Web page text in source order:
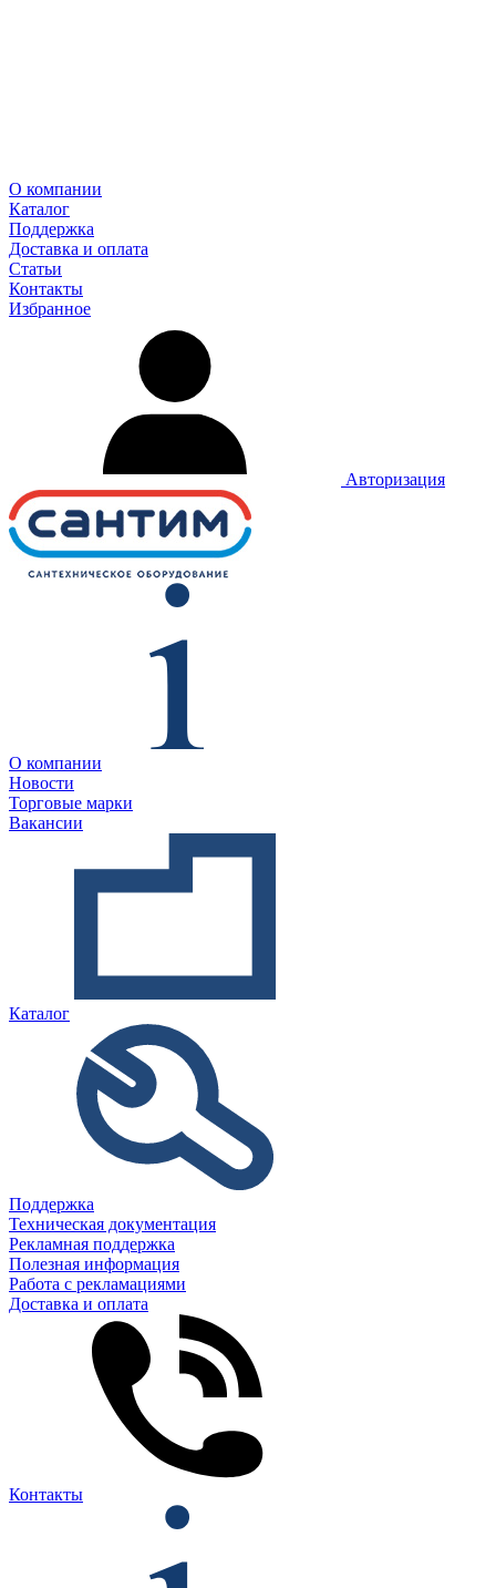
О компании
Каталог
Поддержка
Доставка и оплата
Статьи
Контакты
Избранное
Авторизация
О компании
Новости
Торговые марки
Вакансии
Каталог
Поддержка
Техническая документация
Рекламная поддержка
Полезная информация
Работа с рекламациями
Доставка и оплата
Контакты